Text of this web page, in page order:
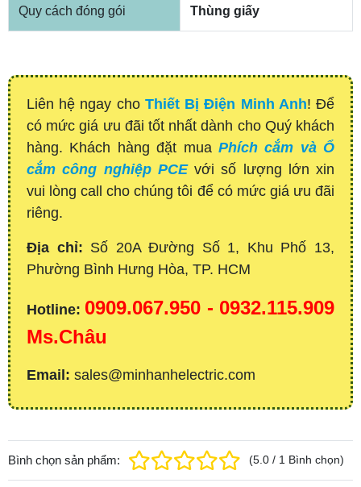
Quy cách đóng gói Thùng giấy
Liên hệ ngay cho Thiết Bị Điện Minh Anh! Để
có mức giá ưu đãi tốt nhất dành cho Quý khách
hàng. Khách hàng đặt mua Phích cắm và Ổ
cắm công nghiệp PCE với số lượng lớn xin
vui lòng call cho chúng tôi để có mức giá ưu đãi
riêng.
Địa chỉ: Số 20A Đường Số 1, Khu Phố 13,
Phường Bình Hưng Hòa, TP. HCM
Hotline: 0909.067.950 - 0932.115.909
Ms.Châu
Email: sales@minhanhelectric.com
Bình chọn sản phẩm: (5.0 / 1 Bình chọn)